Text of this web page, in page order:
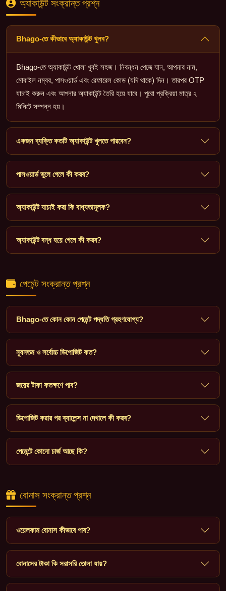
অ্যাকাউন্ট সংক্রান্ত প্রশ্ন
Bhago-তে কীভাবে অ্যাকাউন্ট খুলব?
Bhago-তে অ্যাকাউন্ট খোলা খুবই সহজ। নিবন্ধন পেজে যান, আপনার নাম,
মোবাইল নম্বর, পাসওয়ার্ড এবং রেফারেল কোড (যদি থাকে) দিন। তারপর OTP
যাচাই করুন এবং আপনার অ্যাকাউন্ট তৈরি হয়ে যাবে। পুরো প্রক্রিয়া মাত্র ২
মিনিটে সম্পন্ন হয়।
একজন ব্যক্তি কতটি অ্যাকাউন্ট খুলতে পারবেন?
পাসওয়ার্ড ভুলে গেলে কী করব?
অ্যাকাউন্ট যাচাই করা কি বাধ্যতামূলক?
অ্যাকাউন্ট বন্ধ হয়ে গেলে কী করব?
পেমেন্ট সংক্রান্ত প্রশ্ন
Bhago-তে কোন কোন পেমেন্ট পদ্ধতি গ্রহণযোগ্য?
ন্যূনতম ও সর্বোচ্চ ডিপোজিট কত?
জয়ের টাকা কতক্ষণে পাব?
ডিপোজিট করার পর ব্যালেন্স না দেখালে কী করব?
পেমেন্টে কোনো চার্জ আছে কি?
বোনাস সংক্রান্ত প্রশ্ন
ওয়েলকাম বোনাস কীভাবে পাব?
বোনাসের টাকা কি সরাসরি তোলা যায়?